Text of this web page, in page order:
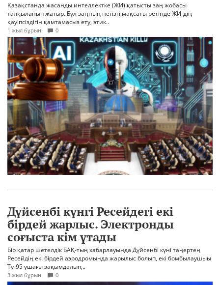
Қазақстанда жасанды интеллектке (ЖИ) қатысты заң жобасы
талқыланып жатыр. Бұл заңның негізгі мақсаты ретінде ЖИ-дің
қауіпсіздігін қамтамасыз ету, этик..
1 жыл бұрын 0
Дүйсенбі күнгі Ресейдегі екі
бірдей жарлыс. Электронды
соғыста кім ұтады
Бір қатар шетелдік БАҚ-тың хабарлауында Дүйсенбі күні таңертең
Ресейдің екі бірдей аэродромында жарылыс болып, екі бомбылаушыы
Ту-95 ұшағы зақымдалып,..
3 жыл бұрын 0